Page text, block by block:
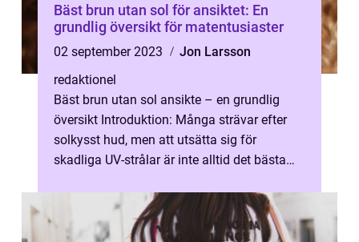
Bäst brun utan sol för ansiktet: En
grundlig översikt för matentusiaster
02 september 2023
Jon Larsson
redaktionel
Bäst brun utan sol ansikte – en grundlig
översikt Introduktion: Många strävar efter
solkysst hud, men att utsätta sig för
skadliga UV-strålar är inte alltid det bästa